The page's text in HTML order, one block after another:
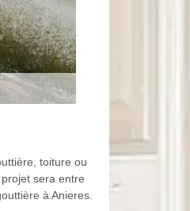
toiture ou
sera entre
à Anieres.